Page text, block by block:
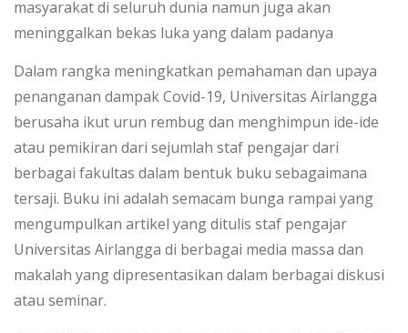
masyarakat di seluruh dunia namun juga akan
meninggalkan bekas luka yang dalam padanya
Dalam rangka meningkatkan pemahaman dan upaya
penanganan dampak Covid-19, Universitas Airlangga
berusaha ikut urun rembug dan menghimpun ide-ide
atau pemikiran dari sejumlah staf pengajar dari
berbagai fakultas dalam bentuk buku sebagaimana
tersaji. Buku ini adalah semacam bunga rampai yang
mengumpulkan artikel yang ditulis staf pengajar
Universitas Airlangga di berbagai media massa dan
makalah yang dipresentasikan dalam berbagai diskusi
atau seminar.